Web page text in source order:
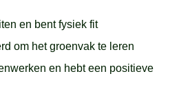
en bent fysiek fit
om het groenvak te leren
en hebt een positieve